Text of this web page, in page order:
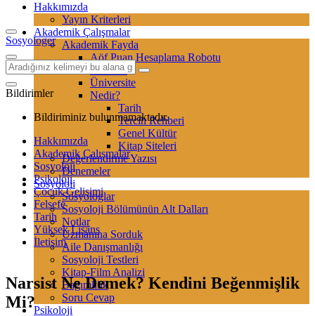
Hakkımızda
Yayın Kriterleri
Akademik Çalışmalar
Akademik Fayda
Aöf Puan Hesaplama Robotu
Sertifika
Üniversite
Nedir?
Tarih
Tercih Rehberi
Genel Kültür
Kitap Siteleri
Değerlendirme Yazısı
Denemeler
Sosyoloji
Sosyologlar
Sosyoloji Bölümünün Alt Dalları
Notlar
Uzmanına Sorduk
Aile Danışmanlığı
Sosyoloji Testleri
Kitap-Film Analizi
Bağımlılık
Soru Cevap
Psikoloji
Sosyologer
Bildirimler
Bildiriminiz bulunmamaktadır.
Hakkımızda
Akademik Çalışmalar
Sosyoloji
Psikoloji
Çocuk Gelişimi
Felsefe
Tarih
Yüksek Lisans
İletişim
Narsist Ne Demek? Kendini Beğenmişlik
Mi?